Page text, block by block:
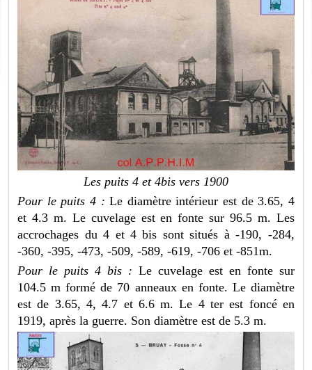
Les puits 4 et 4bis vers 1900
Pour le puits 4 : Le diamètre intérieur est de 3.65, 4
et 4.3 m. Le cuvelage est en fonte sur 96.5 m. Les
accrochages du 4 et 4 bis sont situés à -190, -284,
-360, -395, -473, -509, -589, -619, -706 et -851m.
Pour le puits 4 bis : Le cuvelage est en fonte sur
104.5 m formé de 70 anneaux en fonte. Le diamètre
est de 3.65, 4, 4.7 et 6.6 m. Le 4 ter est foncé en
1919, après la guerre. Son diamètre est de 5.3 m.